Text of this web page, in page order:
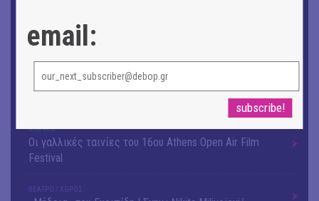
Αργύρης Ραλλιάς | Λιτανεία
Θανάσης Λάλας-Κώστας Τσόκλης - Συνομιλώντας με
ΚΙΝ/ΦΟΣ
Οι γαλλικές ταινίες του 16ου Athens Open Air Film
Festival
ΘΕΑΤΡΟ / ΧΟΡΟΣ
email: